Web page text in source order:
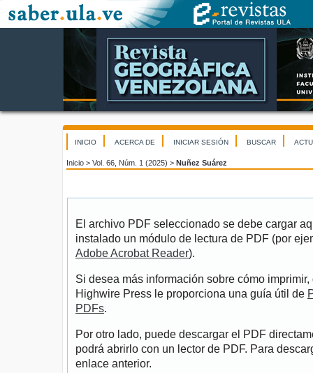
INICIO ACERCA DE INICIAR SESIÓN BUSCAR
Inicio > Vol. 66, Núm. 1 (2025) > Nuñez Suárez
El archivo PDF seleccionado se debe cargar
instalado un módulo de lectura de PDF (por
Adobe Acrobat Reader).
Si desea más información sobre cómo
Highwire Press le proporciona una guía útil de
PDFs.
Por otro lado, puede descargar el PDF
podrá abrirlo con un lector de PDF. Para
enlace anterior.